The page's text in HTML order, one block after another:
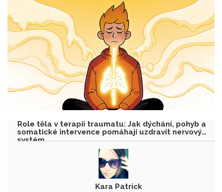
Role těla v terapii traumatu: Jak dýchání, pohyb a
somatické intervence pomáhají uzdravit nervový
systém
Kara Patrick